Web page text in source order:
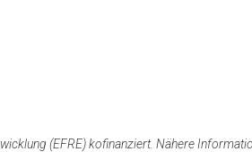
(EFRE) kofinanziert. Nähere